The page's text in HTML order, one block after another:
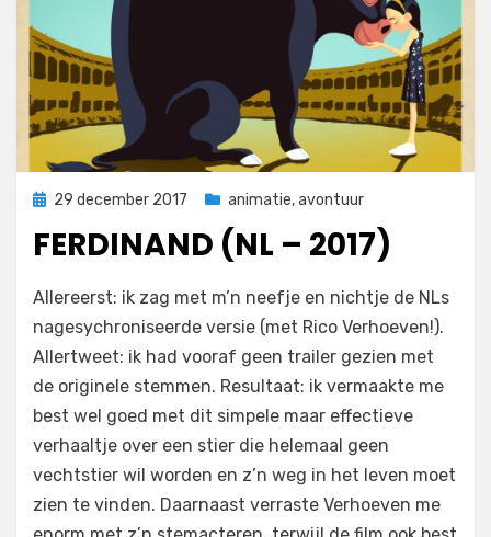
Geplaatst
29 december 2017 animatie,avontuur
FERDINAND (NL – 2017)
Filmofiel.nl
Laat een reactie achter
op
Ferdinand
(NL
–
2017)
Allereerst: ik zag met m’n neefje en nichtje de NLs
nagesychroniseerde versie (met Rico Verhoeven!).
Allertweet: ik had vooraf geen trailer gezien met
de originele stemmen. Resultaat: ik vermaakte me
best wel goed met dit simpele maar effectieve
verhaaltje over een stier die helemaal geen
vechtstier wil worden en z’n weg in het leven moet
zien te vinden. Daarnaast verraste Verhoeven me